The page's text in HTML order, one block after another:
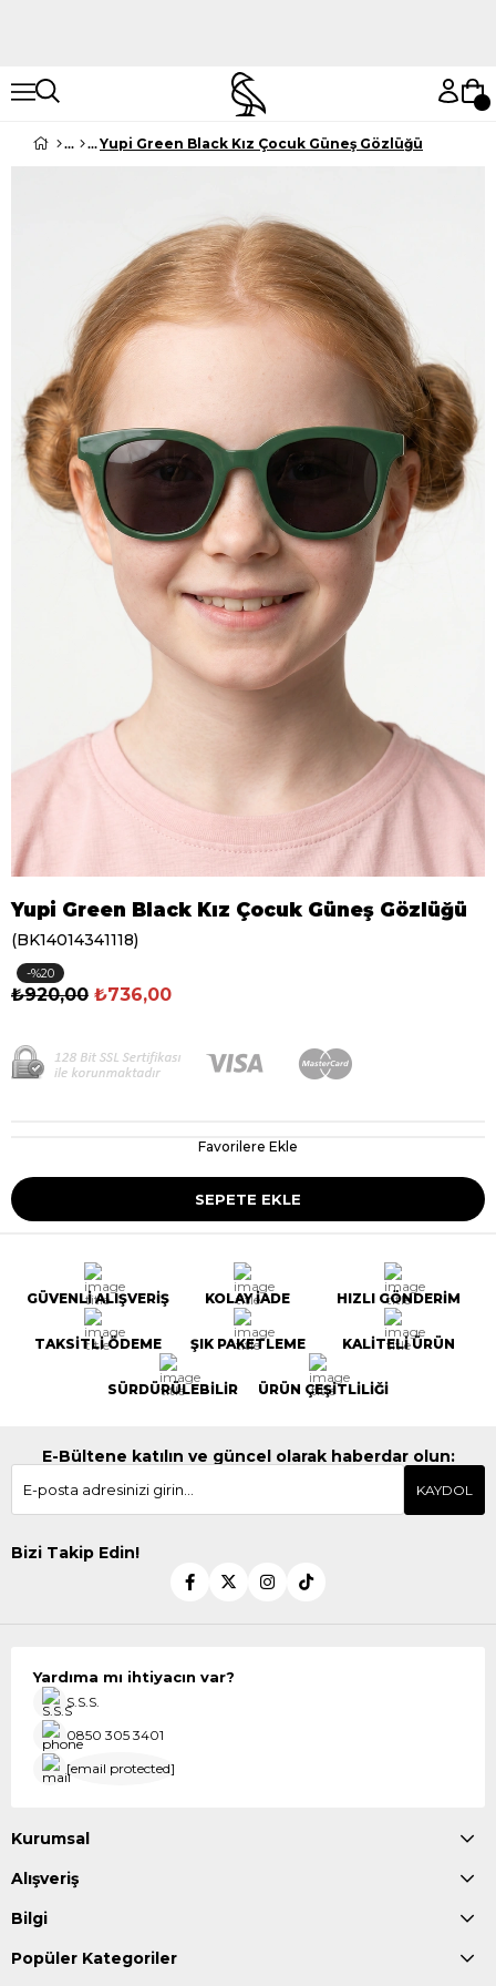
Yupi Green Black Kız Çocuk Güneş Gözlüğü
Yupi Green Black Kız Çocuk Güneş Gözlüğü
(BK14014341118)
20
₺920,00 ₺736,00
Favorilere Ekle
GÜVENLİ ALIŞVERİŞ KOLAY İADE HIZLI GÖNDERİM
TAKSİTLİ ÖDEME ŞIK PAKETLEME KALİTELİ ÜRÜN
SÜRDÜRÜLEBİLİR ÜRÜN ÇEŞİTLİLİĞİ
E-Bültene katılın ve güncel olarak haberdar olun:
KAYDOL
Bizi Takip Edin!
Yardıma mı ihtiyacın var?
S.S.S.
0850 305 3401
[email protected]
Kurumsal
Alışveriş
Bilgi
Popüler Kategoriler